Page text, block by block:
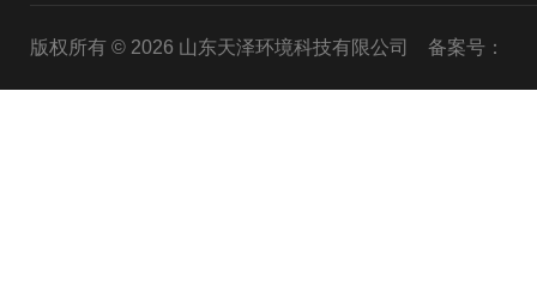
版权所有 © 2026 山东天泽环境科技有限公司 备案号：